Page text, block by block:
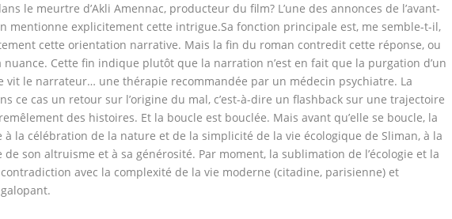
le meurtre d’Akli Amennac, producteur du film? L’une des annonces de l’avant-
mentionne explicitement cette intrigue.Sa fonction principale est, me semble-t-il,
cette orientation narrative. Mais la fin du roman contredit cette réponse, ou
nuance. Cette fin indique plutôt que la narration n’est en fait que la purgation d’un
vit le narrateur… une thérapie recommandée par un médecin psychiatre. La
ce cas un retour sur l’origine du mal, c’est-à-dire un flashback sur une trajectoire
des histoires. Et la boucle est bouclée. Mais avant qu’elle se boucle, la
à la célébration de la nature et de la simplicité de la vie écologique de Sliman, à la
de son altruisme et à sa générosité. Par moment, la sublimation de l’écologie et la
avec la complexité de la vie moderne (citadine, parisienne) et